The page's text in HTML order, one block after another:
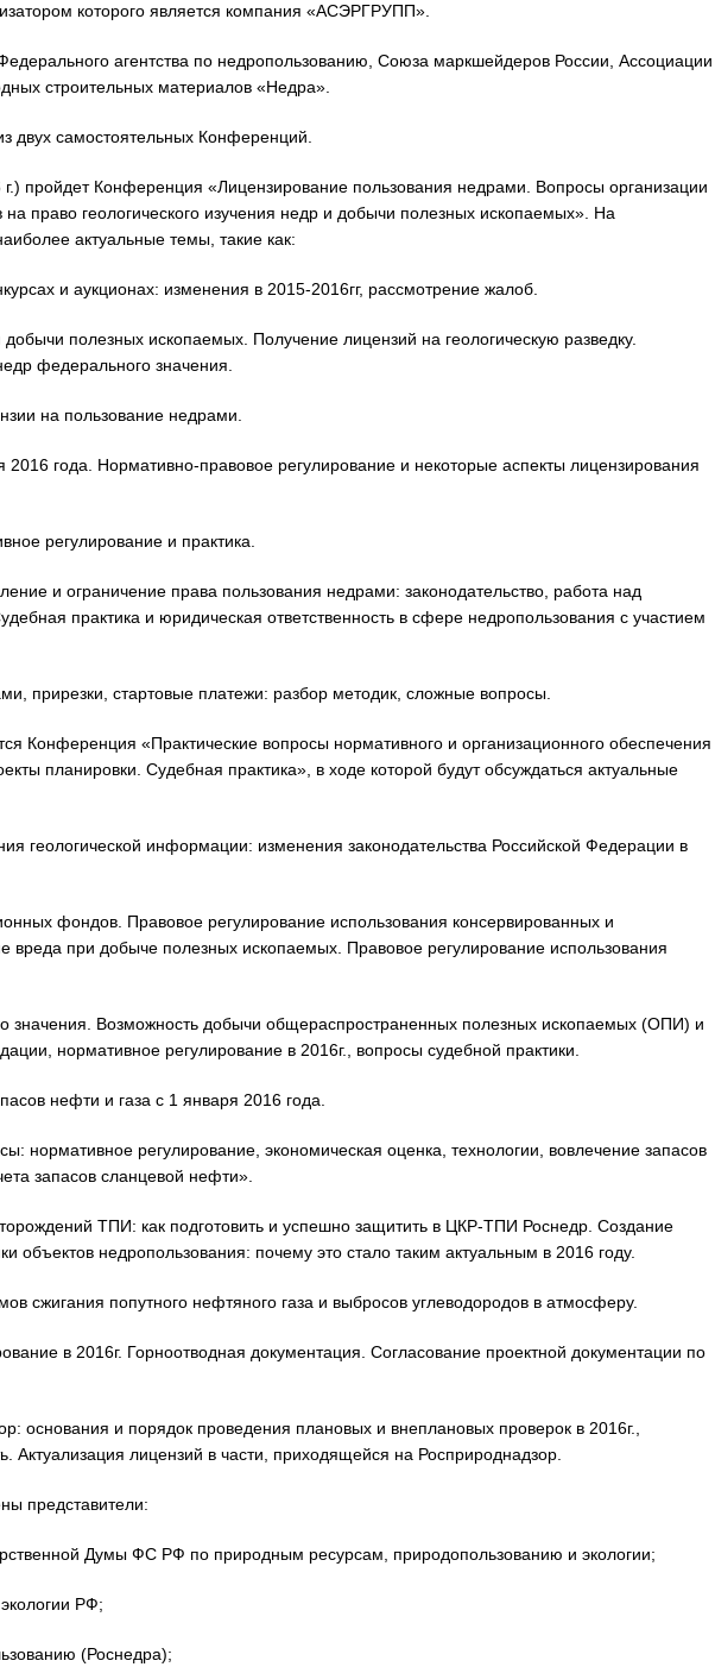
которого является компания «АСЭРГРУПП».
агентства по недропользованию, Союза маркшейдеров России, Ассоциации
строительных материалов «Недра».
двух самостоятельных Конференций.
пройдет Конференция «Лицензирование пользования недрами. Вопросы организации
право геологического изучения недр и добычи полезных ископаемых». На
актуальные темы, такие как:
и аукционах: изменения в 2015-2016гг, рассмотрение жалоб.
полезных ископаемых. Получение лицензий на геологическую разведку.
федерального значения.
на пользование недрами.
2016 года. Нормативно-правовое регулирование и некоторые аспекты лицензирования
регулирование и практика.
и ограничение права пользования недрами: законодательство, работа над
практика и юридическая ответственность в сфере недропользования с участием
прирезки, стартовые платежи: разбор методик, сложные вопросы.
Конференция «Практические вопросы нормативного и организационного обеспечения
планировки. Судебная практика», в ходе которой будут обсуждаться актуальные
геологической информации: изменения законодательства Российской Федерации в
фондов. Правовое регулирование использования консервированных и
вреда при добыче полезных ископаемых. Правовое регулирование использования
значения. Возможность добычи общераспространенных полезных ископаемых (ОПИ) и
нормативное регулирование в 2016г., вопросы судебной практики.
нефти и газа с 1 января 2016 года.
нормативное регулирование, экономическая оценка, технологии, вовлечение запасов
запасов сланцевой нефти».
ТПИ: как подготовить и успешно защитить в ЦКР-ТПИ Роснедр. Создание
объектов недропользования: почему это стало таким актуальным в 2016 году.
сжигания попутного нефтяного газа и выбросов углеводородов в атмосферу.
в 2016г. Горноотводная документация. Согласование проектной документации по
основания и порядок проведения плановых и внеплановых проверок в 2016г.,
Актуализация лицензий в части, приходящейся на Росприроднадзор.
представители:
Думы ФС РФ по природным ресурсам, природопользованию и экологии;
РФ;
(Роснедра);